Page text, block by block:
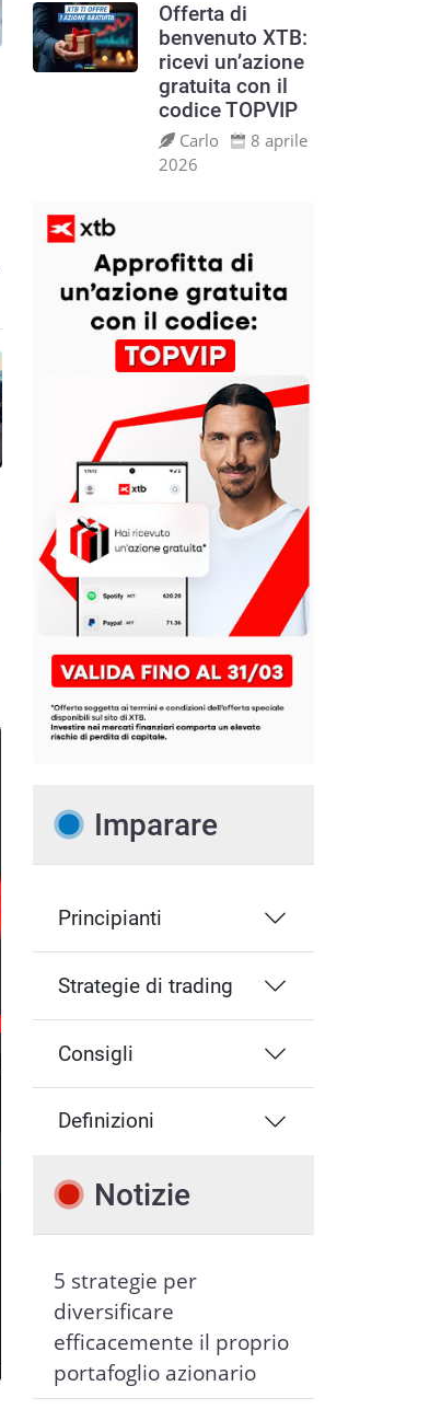
Offerta di
benvenuto XTB:
ricevi un’azione
gratuita con il
codice TOPVIP
Carlo
8 aprile
2026
Imparare
Principianti
Strategie di trading
Consigli
Definizioni
Notizie
5 strategie per
diversificare
efficacemente il proprio
portafoglio azionario